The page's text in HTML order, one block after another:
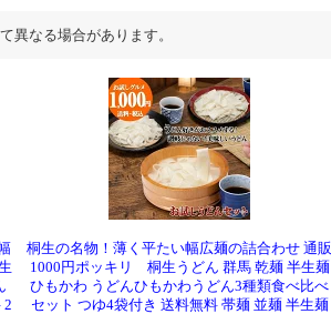
異なる場合があります。
2
桐生の名物！薄く平たい幅広麺の詰合わせ 通販
1000円ポッキリ 桐生うどん 群馬 乾麺 半生麺
ひもかわ うどんひもかわうどん3種類食べ比べ
セット つゆ4袋付き 送料無料 帯麺 並麺 半生麺